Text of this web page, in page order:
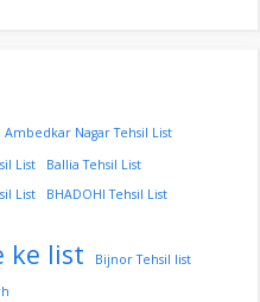
Ambedkar Nagar Tehsil List
List
Ballia Tehsil List
List
BHADOHI Tehsil List
ke list
Bijnor Tehsil list